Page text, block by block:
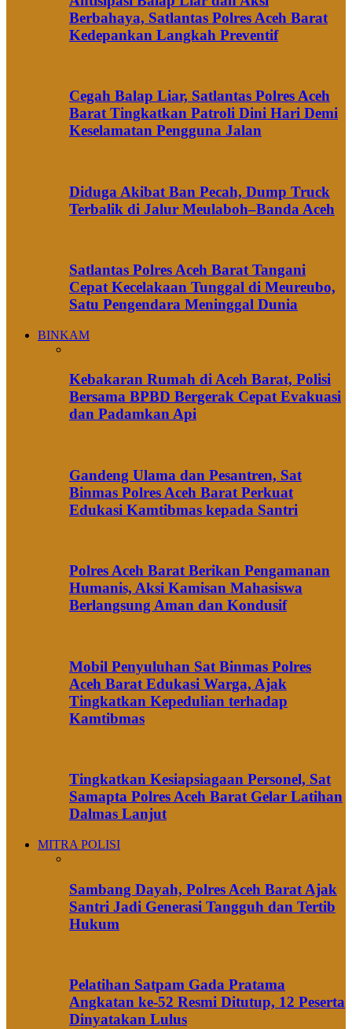
Berbahaya, Satlantas Polres Aceh Barat
Kedepankan Langkah Preventif
Cegah Balap Liar, Satlantas Polres Aceh
Barat Tingkatkan Patroli Dini Hari Demi
Keselamatan Pengguna Jalan
Diduga Akibat Ban Pecah, Dump Truck
Terbalik di Jalur Meulaboh–Banda Aceh
Satlantas Polres Aceh Barat Tangani
Cepat Kecelakaan Tunggal di Meureubo,
Satu Pengendara Meninggal Dunia
BINKAM
Kebakaran Rumah di Aceh Barat, Polisi
Bersama BPBD Bergerak Cepat Evakuasi
dan Padamkan Api
Gandeng Ulama dan Pesantren, Sat
Binmas Polres Aceh Barat Perkuat
Edukasi Kamtibmas kepada Santri
Polres Aceh Barat Berikan Pengamanan
Humanis, Aksi Kamisan Mahasiswa
Berlangsung Aman dan Kondusif
Mobil Penyuluhan Sat Binmas Polres
Aceh Barat Edukasi Warga, Ajak
Tingkatkan Kepedulian terhadap
Kamtibmas
Tingkatkan Kesiapsiagaan Personel, Sat
Samapta Polres Aceh Barat Gelar Latihan
Dalmas Lanjut
MITRA POLISI
Sambang Dayah, Polres Aceh Barat Ajak
Santri Jadi Generasi Tangguh dan Tertib
Hukum
Pelatihan Satpam Gada Pratama
Angkatan ke-52 Resmi Ditutup, 12 Peserta
Dinyatakan Lulus